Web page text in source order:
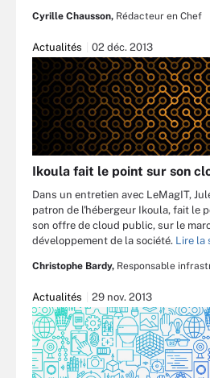
Cyrille Chausson, Rédacteur en Chef
Actualités 02 déc. 2013
Ikoula fait le point sur son
Dans un entretien avec LeMagIT,
patron de l'hébergeur Ikoula, fait le
son offre de cloud public, sur le
développement de la société. Lire la
Christophe Bardy, Responsable
Actualités 29 nov. 2013